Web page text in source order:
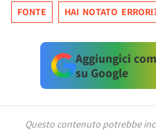
FONTE HAI NOTATO
Aggiungici
su Google
Questo contenuto potrebbe